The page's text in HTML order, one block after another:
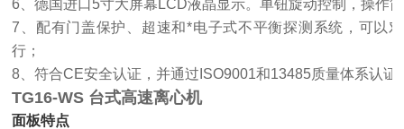
6、德国进口5寸大屏幕LCD液晶显示。单钮旋动控制，操作
7、配有门盖保护、超速和*电子式不平衡探测系统，可以
行；
8、符合CE安全认证，并通过ISO9001和13485质量体系认证
TG16-WS 台式高速离心机
面板特点